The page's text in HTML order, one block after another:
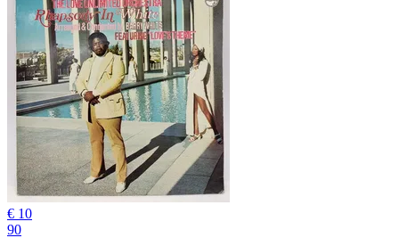
€ 10
90